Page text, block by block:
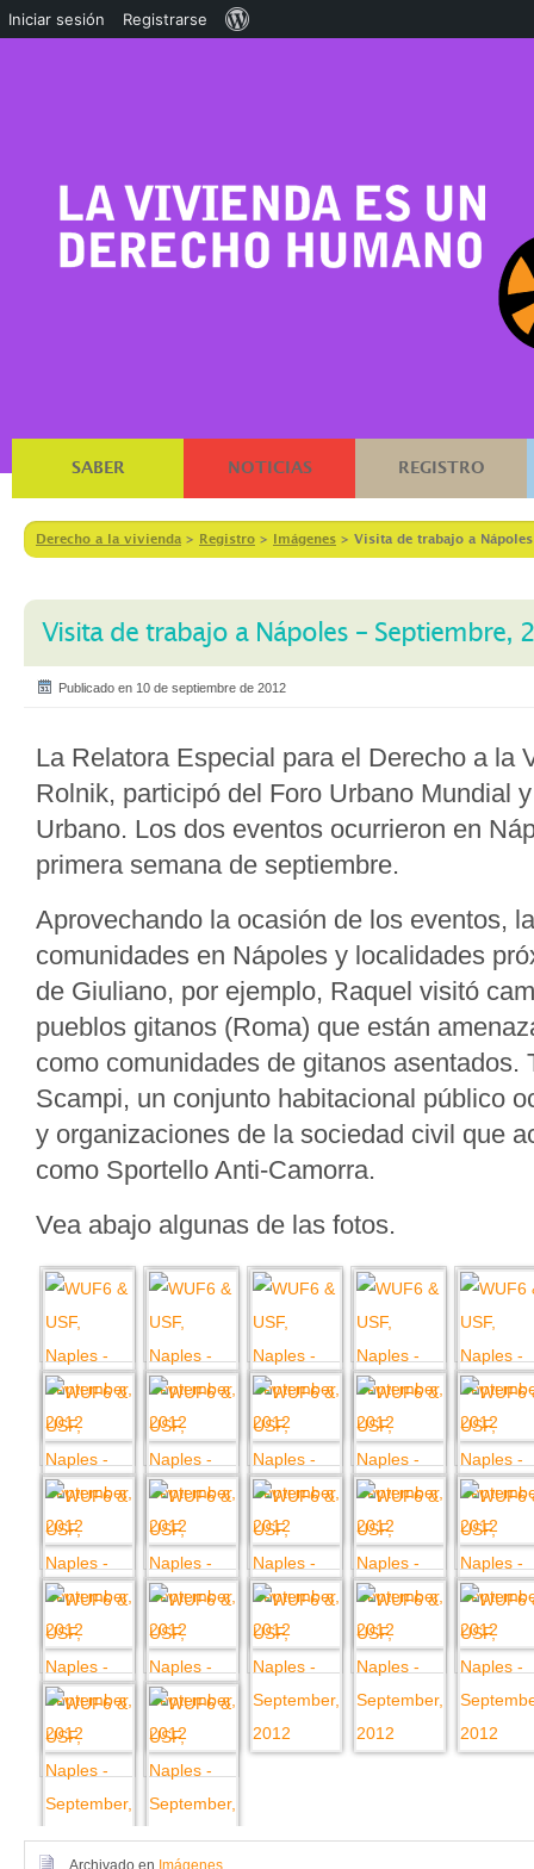
SABER NOTICIAS REGISTRO
Derecho a la vivienda > Registro > Imágenes > Visita de trabajo a
Visita de trabajo a Nápoles – Septiembre,
Publicado en 10 de septiembre de 2012
La Relatora Especial para el Derecho a la
Rolnik, participó del Foro Urbano Mundial
Urbano. Los dos eventos ocurrieron en
primera semana de septiembre.
Aprovechando la ocasión de los eventos,
comunidades en Nápoles y localidades
de Giuliano, por ejemplo, Raquel visitó
pueblos gitanos (Roma) que están
como comunidades de gitanos asentados.
Scampi, un conjunto habitacional público
y organizaciones de la sociedad civil que
como Sportello Anti-Camorra.
Vea abajo algunas de las fotos.
Archivado en Imágenes
Iniciar sesión Registrarse